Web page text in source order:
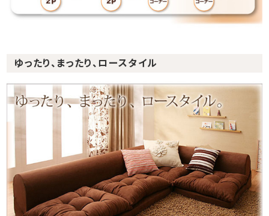
ゆったり、まったり、ロースタイル